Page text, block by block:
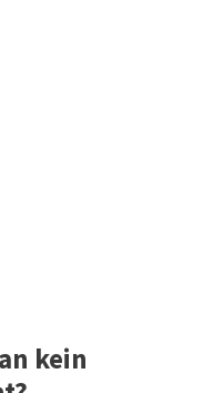
kein